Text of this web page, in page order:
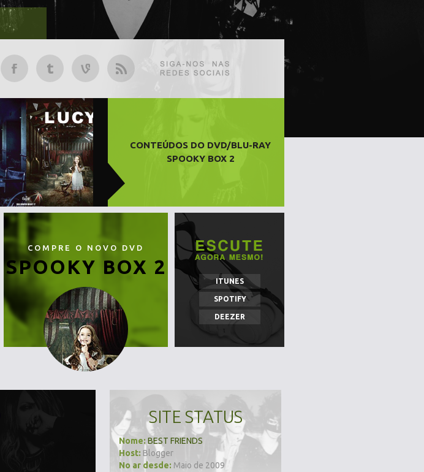
CONTEÚDOS DO DVD/BLU-RAY
SPOOKY BOX 2
COMPRE O NOVO DVD
SPOOKY BOX 2
ITUNES
SPOTIFY
DEEZER
SITE STATUS
Nome: BEST FRIENDS
Host: Blogger
No ar desde: Maio de 2009